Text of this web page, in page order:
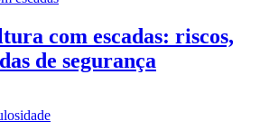
com escadas: riscos,
de segurança